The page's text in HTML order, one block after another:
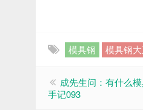
模具钢 模具钢
成先生问：有什么
手记093